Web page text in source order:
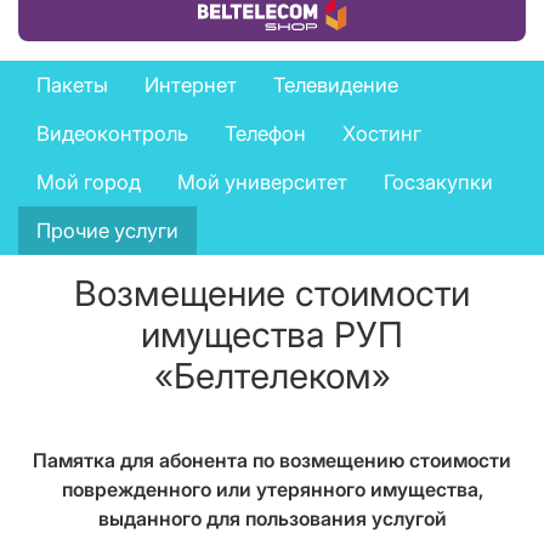
Купить товар
Business
services
menu
Пакеты Интернет
Телевидение
Видеоконтроль
Телефон
Хостинг
Мой город
Мой университет
Госзакупки
Прочие услуги
Возмещение стоимости
имущества РУП
«Белтелеком»
Памятка для абонента по возмещению стоимости
поврежденного или утерянного имущества,
выданного для пользования услугой